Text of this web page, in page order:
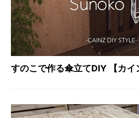
すのこで作る傘立てDIY 【カイ